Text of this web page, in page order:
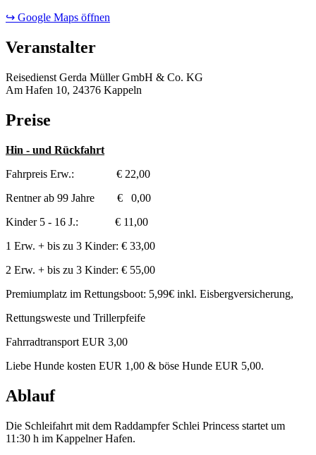
↪ Google Maps öffnen
Veranstalter
Reisedienst Gerda Müller GmbH & Co. KG
Am Hafen 10, 24376 Kappeln
Preise
Hin - und Rückfahrt
Fahrpreis Erw.: € 22,00
Rentner ab 99 Jahre € 0,00
Kinder 5 - 16 J.: € 11,00
1 Erw. + bis zu 3 Kinder: € 33,00
2 Erw. + bis zu 3 Kinder: € 55,00
Premiumplatz im Rettungsboot: 5,99€ inkl. Eisbergversicherung,
Rettungsweste und Trillerpfeife
Fahrradtransport EUR 3,00
Liebe Hunde kosten EUR 1,00 & böse Hunde EUR 5,00.
Ablauf
Die Schleifahrt mit dem Raddampfer Schlei Princess startet um
11:30 h im Kappelner Hafen.